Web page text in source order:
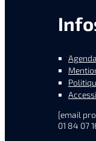
Agenda
[email
01 84 07